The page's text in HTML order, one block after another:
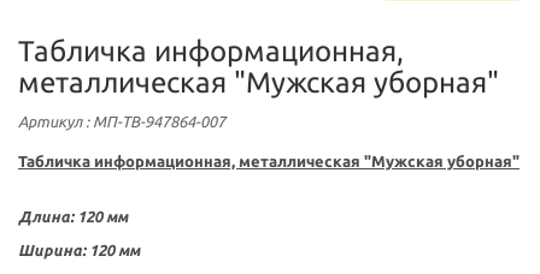
Табличка информационная,
металлическая "Мужская уборная"
Артикул: МП-ТВ-947864-007
Табличка информационная, металлическая "Мужская уборная"
Длина: 120 мм
Ширина: 120 мм